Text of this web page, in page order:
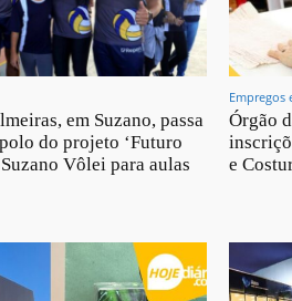
em Suzano, passa
do projeto ‘Futuro
Vôlei para aulas
Empregos
Órgão
e